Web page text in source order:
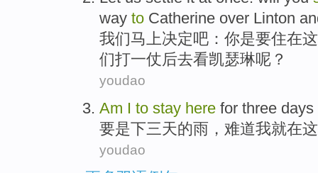
way to Catherine over Linton
我们马上决定吧： 你是要住在
们打一仗后去看凯瑟琳呢？
youdao
Am I to stay here for three days
要是下三天的雨 ， 难道我就在
youdao